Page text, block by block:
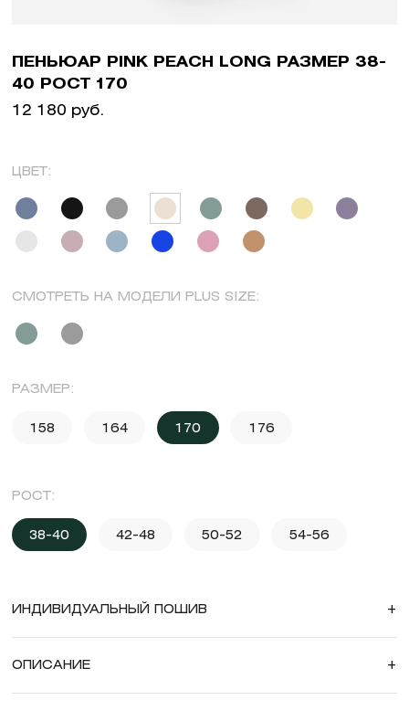
ПЕНЬЮАР PINK PEACH LONG РАЗМЕР 38-
40 РОСТ 170
12 180 руб.
ЦВЕТ:
СМОТРЕТЬ НА МОДЕЛИ PLUS SIZE:
РАЗМЕР:
158 164 170 176
РОСТ:
38-40 42-48 50-52 54-56
ИНДИВИДУАЛЬНЫЙ ПОШИВ +
ОПИСАНИЕ +